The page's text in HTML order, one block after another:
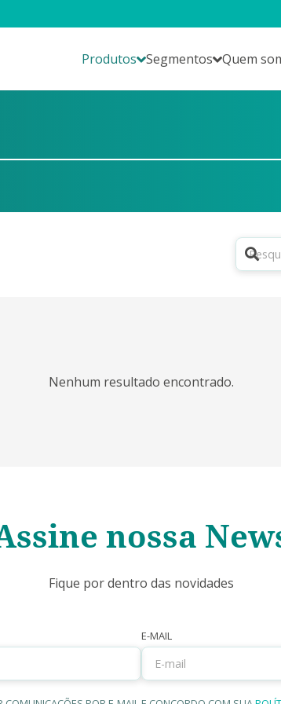
Produtos Segmentos Quem
Nenhum resultado encontrado.
nossa
Fique por dentro das novidades
E-MAIL